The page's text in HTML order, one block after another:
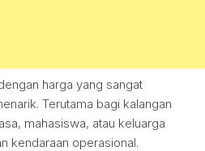
harga yang sangat
Terutama bagi kalangan
mahasiswa, atau keluarga
kendaraan operasional.